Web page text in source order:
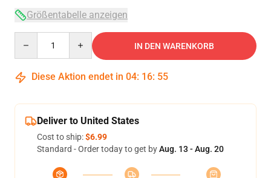
Größentabelle anzeigen
IN DEN WARENKORB
Diese Aktion endet in 04: 16: 54
Deliver to United States
Cost to ship:$6.99
Standard - Order today to get byAug. 13 - Aug. 20